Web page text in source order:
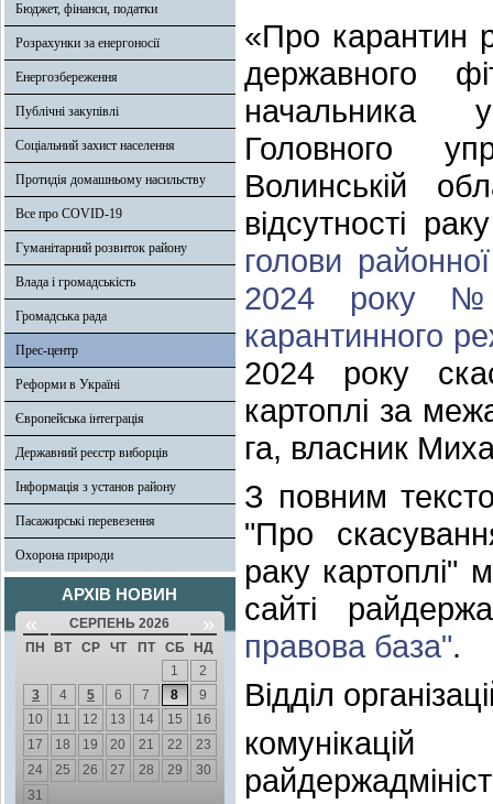
Бюджет, фінанси, податки
Розрахунки за енергоносії
Енергозбереження
Публічні закупівлі
Соціальний захист населення
Протидія домашньому насильству
Все про COVID-19
Гуманітарний розвиток району
Влада і громадськість
Громадська рада
Прес-центр
Реформи в Україні
Європейська інтеграція
Державний реєстр виборців
Інформація з установ району
Пасажирські перевезення
Охорона природи
АРХІВ НОВИН
« СЕРПЕНЬ 2026 »
ПН ВТ СР ЧТ ПТ СБ
НД
1
2
3
4 5 6 7 8
9
10
11 12 13 14 15
16
17
18 19 20 21 22
23
24
25 26 27 28 29
30
31
«Про карантин
державного
начальника
Головного
Волинській
відсутності
голови
2024 року №
карантинного
2024 року
картоплі за
га, власник
З повним
"Про
раку картоплі"
сайті
правова база".
Відділ